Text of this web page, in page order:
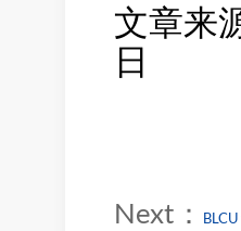
文章来
日
Next：